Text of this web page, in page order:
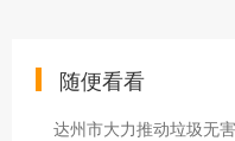
随便看看
达州市大力推动垃圾无